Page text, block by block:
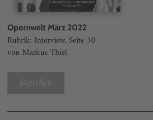
Opernwelt März 2022
Rubrik: Interview, Seite 30
von Markus Thiel
Bestellen